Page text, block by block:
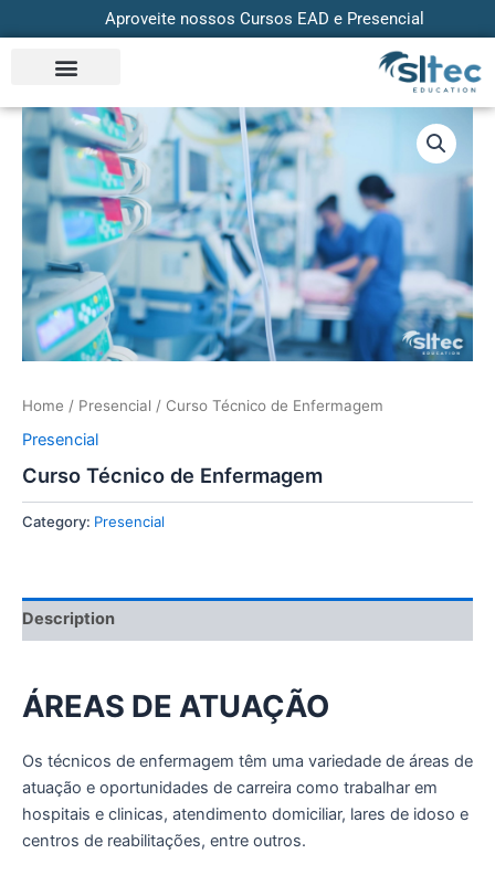
to
content
Aproveite nossos Cursos EAD e Presencial
Home / Presencial / Curso Técnico de Enfermagem
Presencial
Curso Técnico de Enfermagem
Category: Presencial
Description
ÁREAS DE ATUAÇÃO
Os técnicos de enfermagem têm uma variedade de áreas de
atuação e oportunidades de carreira como trabalhar em
hospitais e clinicas, atendimento domiciliar, lares de idoso e
centros de reabilitações, entre outros.